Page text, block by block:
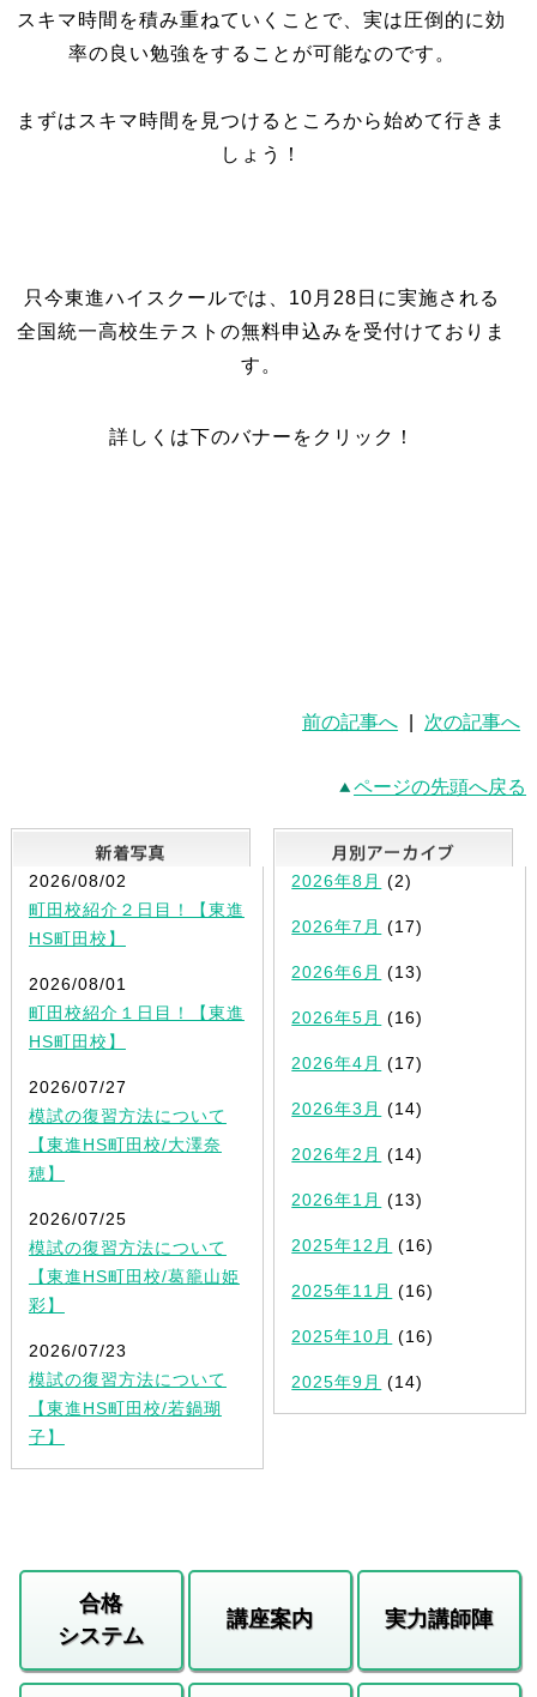
スキマ時間を積み重ねていくことで、実は圧倒的に効
率の良い勉強をすることが可能なのです。
まずはスキマ時間を見つけるところから始めて行きま
しょう！
只今東進ハイスクールでは、10月28日に実施される
全国統一高校生テストの無料申込みを受付けておりま
す。
詳しくは下のバナーをクリック！
前の記事へ 次の記事へ
ページの先頭へ戻る
新着写真
2026/08/02
町田校紹介２日目！【東進
HS町田校】
2026/08/01
町田校紹介１日目！【東進
HS町田校】
2026/07/27
模試の復習方法について
【東進HS町田校/大澤奈
穂】
2026/07/25
模試の復習方法について
【東進HS町田校/葛籠山姫
彩】
2026/07/23
模試の復習方法について
【東進HS町田校/若鍋瑚
子】
2026年8月 (2)
2026年7月 (17)
2026年6月 (13)
2026年5月 (16)
2026年4月 (17)
2026年3月 (14)
2026年2月 (14)
2026年1月 (13)
2025年12月 (16)
2025年11月 (16)
2025年10月 (16)
2025年9月 (14)
合格
システム
講座案内 実力講師陣